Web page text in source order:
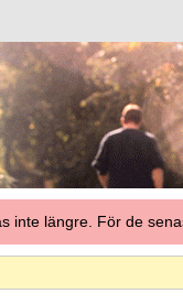
inte längre. För de